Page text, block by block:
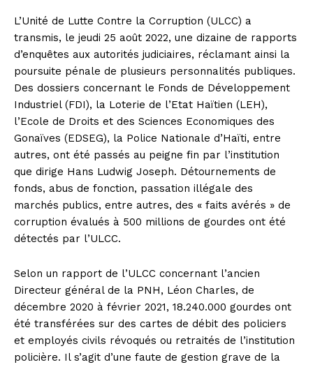
L’Unité de Lutte Contre la Corruption (ULCC) a
transmis, le jeudi 25 août 2022, une dizaine de rapports
d’enquêtes aux autorités judiciaires, réclamant ainsi la
poursuite pénale de plusieurs personnalités publiques.
Des dossiers concernant le Fonds de Développement
Industriel (FDI), la Loterie de l’Etat Haïtien (LEH),
l’Ecole de Droits et des Sciences Economiques des
Gonaïves (EDSEG), la Police Nationale d’Haïti, entre
autres, ont été passés au peigne fin par l’institution
que dirige Hans Ludwig Joseph. Détournements de
fonds, abus de fonction, passation illégale des
marchés publics, entre autres, des « faits avérés » de
corruption évalués à 500 millions de gourdes ont été
détectés par l’ULCC.
Selon un rapport de l’ULCC concernant l’ancien
Directeur général de la PNH, Léon Charles, de
décembre 2020 à février 2021, 18.240.000 gourdes ont
été transférées sur des cartes de débit des policiers
et employés civils révoqués ou retraités de l’institution
policière. Il s’agit d’une faute de gestion grave de la